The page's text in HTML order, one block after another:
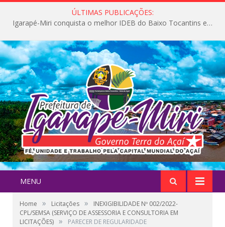
ÚLTIMAS PUBLICAÇÕES:
Igarapé-Miri conquista o melhor IDEB do Baixo Tocantins e avança na qualidade da educação pública
MENU
Home » Licitações »
INEXIGIBILIDADE Nº 002/2022-
CPL/SEMSA (SERVIÇO DE ASSESSORIA E CONSULTORIA EM
LICITAÇÕES) » PARECER DE REGULARIDADE